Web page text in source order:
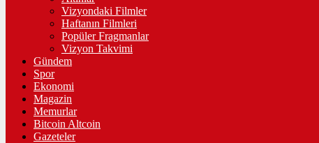
Vizyondaki Filmler
Haftanın Filmleri
Popüler Fragmanlar
Vizyon Takvimi
Gündem
Spor
Ekonomi
Magazin
Memurlar
Bitcoin Altcoin
Gazeteler